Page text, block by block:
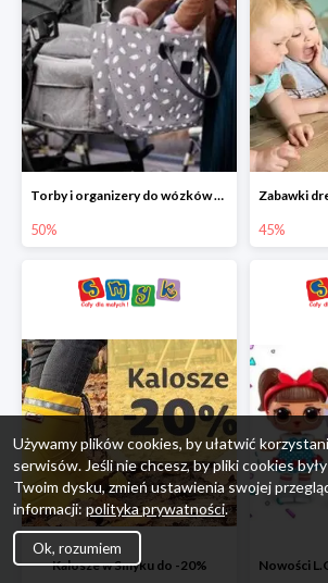
Torby i organizery do wózków w Smyku do -50%
50% 45%
Kalosze w Smyku do -20%
Używamy plików cookies, by ułatwić
serwisów. Jeśli nie chcesz, by pliki cookies
Twoim dysku, zmień ustawienia swojej
informacji: polityka prywatności.
Ok, rozumiem